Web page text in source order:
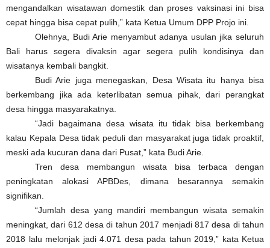
mengandalkan wisatawan domestik dan proses vaksinasi ini bisa
cepat hingga bisa cepat pulih,” kata Ketua Umum DPP Projo ini.
Olehnya, Budi Arie menyambut adanya usulan jika seluruh
Bali harus segera divaksin agar segera pulih kondisinya dan
wisatanya kembali bangkit.
Budi Arie juga menegaskan, Desa Wisata itu hanya bisa
berkembang jika ada keterlibatan semua pihak, dari perangkat
desa hingga masyarakatnya.
“Jadi bagaimana desa wisata itu tidak bisa berkembang
kalau Kepala Desa tidak peduli dan masyarakat juga tidak proaktif,
meski ada kucuran dana dari Pusat,” kata Budi Arie.
Tren desa membangun wisata bisa terbaca dengan
peningkatan alokasi APBDes, dimana besarannya semakin
signifikan.
“Jumlah desa yang mandiri membangun wisata semakin
meningkat, dari 612 desa di tahun 2017 menjadi 817 desa di tahun
2018 lalu melonjak jadi 4.071 desa pada tahun 2019,” kata Ketua